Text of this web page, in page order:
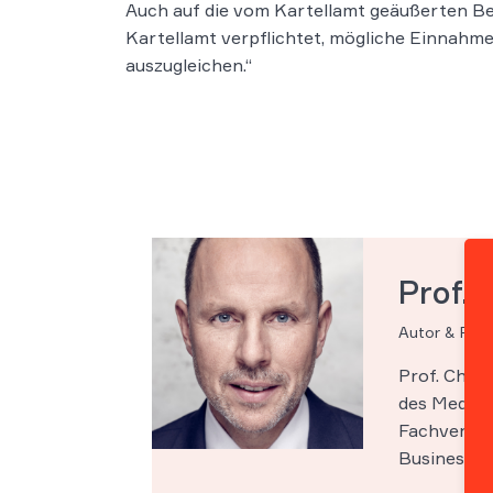
Auch auf die vom Kartellamt geäußerten
Kartellamt verpflichtet, mögliche
auszugleichen.“
Prof.
Autor &
Prof.
des
Business